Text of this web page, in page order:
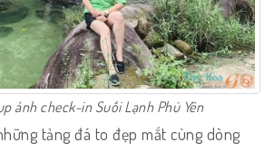
ảnh check-in Suối Lạnh Phú Yên
tảng đá to đẹp mắt cùng dòng